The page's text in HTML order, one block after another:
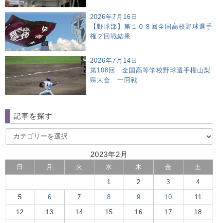
2026年7月16日
【野球部】第１０８回全国高校野球選手
権２回戦結果
2026年7月14日
第108回 全国高等学校野球選手権山梨
県大会 一回戦
記事を探す
2023年2月
日 月 火 水 木 金 土
1 2 3 4
5 6 7 8 9 10 11
12 13 14 15 16 17 18